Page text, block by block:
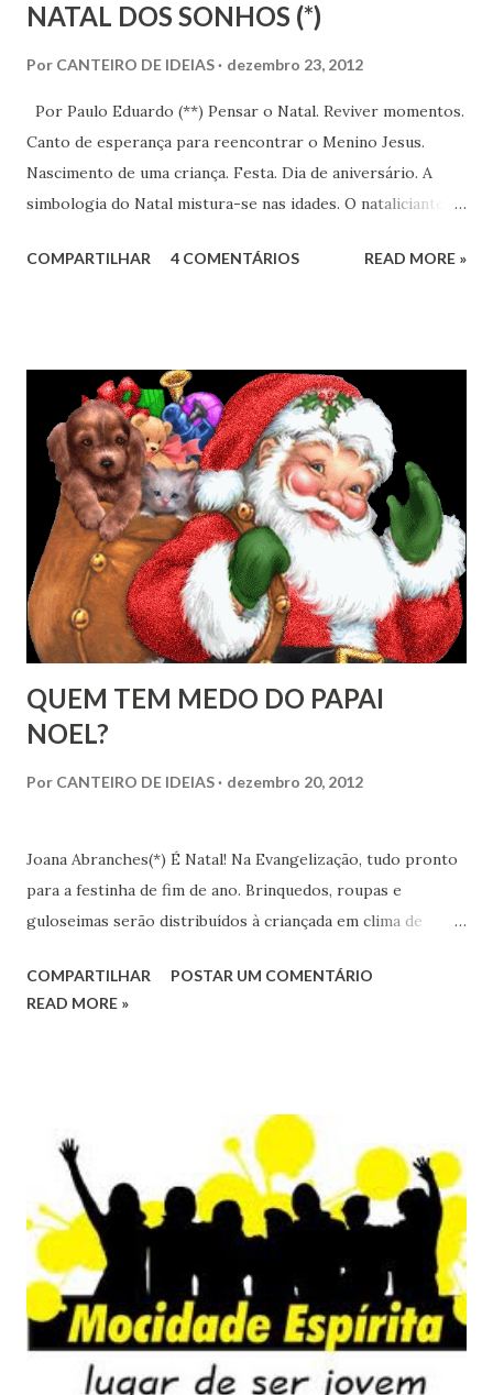
NATAL DOS SONHOS (*)
Por CANTEIRO DE IDEIAS dezembro 23, 2012
Por Paulo Eduardo (**) Pensar o Natal. Reviver momentos.
Canto de esperança para reencontrar o Menino Jesus.
Nascimento de uma criança. Festa. Dia de aniversário. A
simbologia do Natal mistura-se nas idades. O nataliciante já
emoções. A lembrança do Menino Jesus surge de permeio
de Natal e recuperados no dia seguinte. A magia dos
sapatinhos em baixo da cama substituída pela realidade da
informática. O trenó do Papai Noel navega agora via
internet.
COMPARTILHAR 4 COMENTÁRIOS READ MORE »
QUEM TEM MEDO DO PAPAI
NOEL?
Por CANTEIRO DE IDEIAS dezembro 20, 2012
Joana Abranches(*) É Natal! Na Evangelização, tudo pronto
para a festinha de fim de ano. Brinquedos, roupas e
guloseimas serão distribuídos à criançada em clima de
planejado pra celebrar o nascimento do menino Jesus. Mas
na hora de concluir a programação alguém sugere que o
COMPARTILHAR
POSTAR UM COMENTÁRIO
READ MORE »